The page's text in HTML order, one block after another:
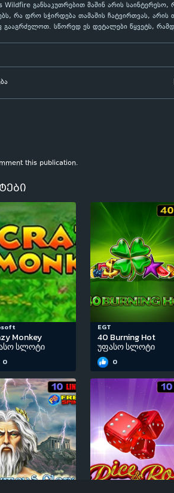
Wildfire განსაკუთრებით მაშინ არის
რა დრო სჭირდება თამაშის ჩატვირთვას,
გააგრძელოთ. სწორედ ეს დეტალები წყვეტს,
this publication.
Monkey
სლოტი
0
EGT
40 Burning Hot
უფასო სლოტი
0